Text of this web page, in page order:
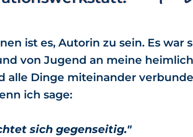
ist es, Autorin zu sein. Es war
von Jugend an meine
Dinge miteinander
ich sage:
sich gegenseitig."